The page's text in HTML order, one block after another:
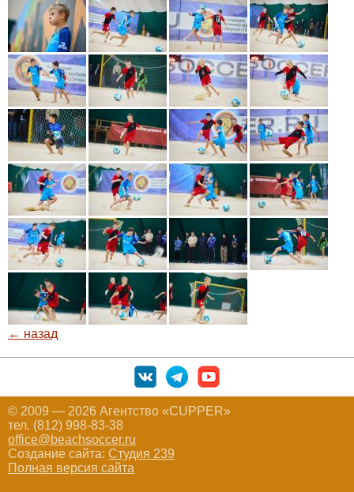
← назад
© 2009 — 2026 Агентство «CUPPER»
тел. (812) 998-83-38
office@beachsoccer.ru
Создание сайта: Студия 239
Полная версия сайта